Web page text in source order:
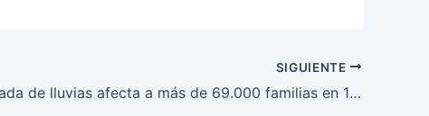
SIGUIENTE
Temporada de lluvias afecta a más de 69.000 familias en 16 departamentos: se activa corredor humanitario con apoyo de Bancos de Alimentos